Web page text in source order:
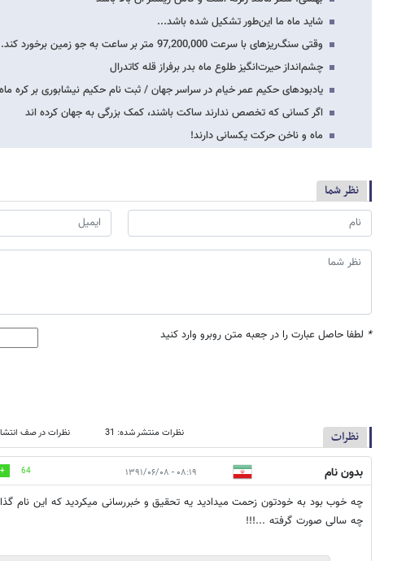
شاید ماه ما این‌طور تشکیل شده باشد...
وقتی سنگ‌ریزه‎ای با سرعت 97,200,000 متر بر ساعت به جو زمین برخورد کند...
چشم‌انداز حیرت‌انگیز طلوع ماه بدر برفراز قله کاتدرال
یادبودهای حکیم عمر خیام در سراسر جهان / ثبت نام حکیم نیشابوری بر کره ماه
اگر کسانی که تخصص ندارند ساکت باشند، کمک بزرگی به جهان کرده اند
ماه و ناخن حرکت یکسانی دارند!
نظر شما
* لطفا حاصل عبارت را در جعبه متن روبرو وارد کنید
نظرات نظرات منتشر شده: 31 نظرات در صف
بدون نام ۰۸:۱۹ - ۱۳۹۱/۰۶/۰۸ 64
چه خوب بود به خودتون زحمت میدادید یه تحقیق و خبررسانی میکردید که این نام
چه سالی صورت گرفته ...!!!